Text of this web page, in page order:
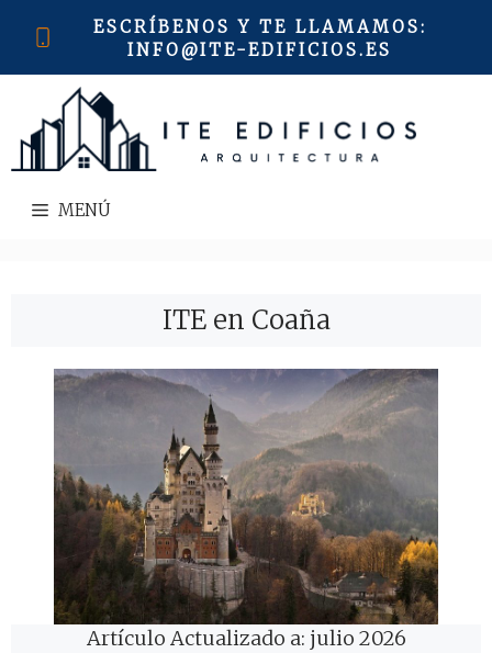
ESCRÍBENOS Y TE LLAMAMOS:
INFO@ITE-EDIFICIOS.ES
MENÚ
ITE en Coaña
Artículo Actualizado a: julio 2026